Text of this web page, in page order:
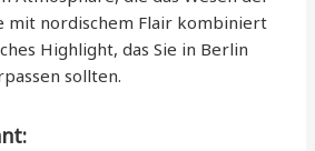
mit nordischem Flair kombiniert
Highlight, das Sie in Berlin
sollten.